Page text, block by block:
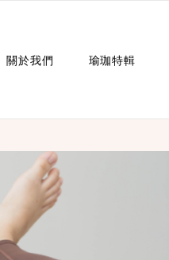
關於我們 瑜珈特輯
瑜珈企劃